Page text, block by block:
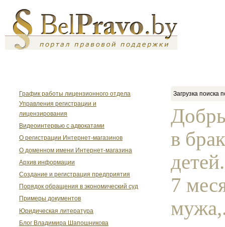
График работы лицензионного отдела
Управления регистрации и
лицензирования
Видеоинтервью с адвокатами
О регистрации Интернет-магазинов
О доменном имени Интернет-магазина
Архив информации
Создание и регистрация предприятия
Порядок обращения в экономический суд
Примеры документов
Юридическая литература
Блог Владимира Шапошникова
Загрузка поиска
в
7